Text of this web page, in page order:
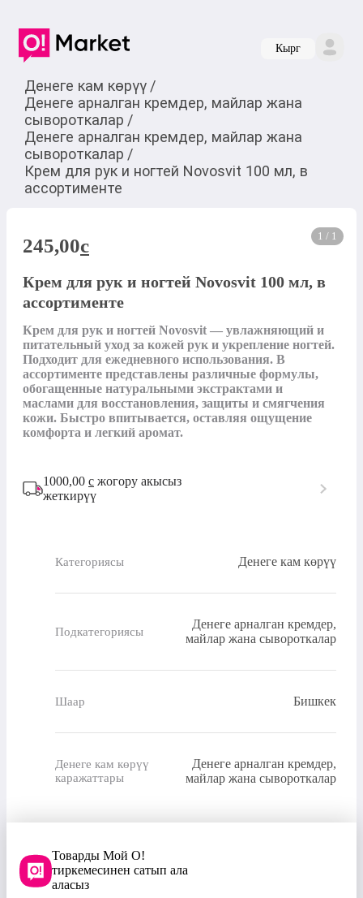
Кырг
Денеге кам көрүү /
Денеге арналган кремдер, майлар жана
сывороткалар /
Денеге арналган кремдер, майлар жана
сывороткалар /
Крем для рук и ногтей Novosvit 100 мл, в
ассортименте
1 / 1
245,00c
Крем для рук и ногтей Novosvit 100 мл, в
ассортименте
Крем для рук и ногтей Novosvit — увлажняющий и
питательный уход за кожей рук и укрепление ногтей.
Подходит для ежедневного использования. В
ассортименте представлены различные формулы,
обогащенные натуральными экстрактами и
маслами для восстановления, защиты и смягчения
кожи. Быстро впитывается, оставляя ощущение
комфорта и легкий аромат.
1000,00 с жогору акысыз
жеткирүү
Категориясы Денеге кам көрүү
Подкатегориясы
Денеге арналган кремдер,
майлар жана сывороткалар
Шаар Бишкек
Денеге кам көрүү
каражаттары
Денеге арналган кремдер,
майлар жана сывороткалар
Товарды Мой О!
тиркемесинен сатып ала
аласыз